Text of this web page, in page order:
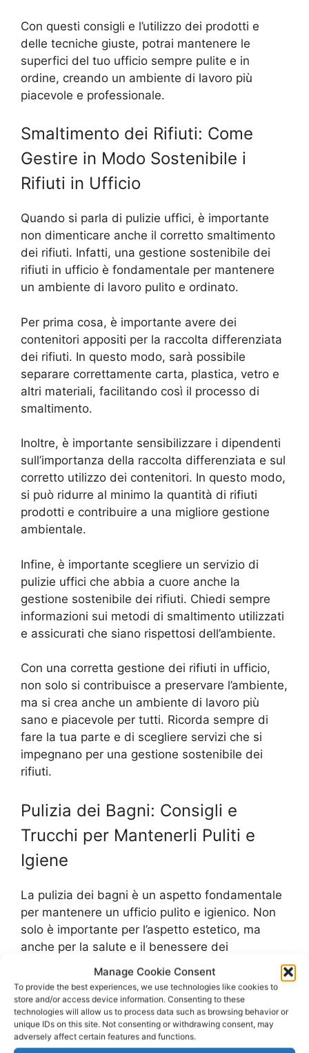
Manage Cookie Consent
To provide the best experiences, we use technologies like cookies to
store and/or access device information. Consenting to these
technologies will allow us to process data such as browsing behavior or
unique IDs on this site. Not consenting or withdrawing consent, may
adversely affect certain features and functions.
Con questi consigli e l’utilizzo dei prodotti e
delle tecniche giuste, potrai mantenere le
superfici del tuo ufficio sempre pulite e in
ordine, creando un ambiente di lavoro più
piacevole e professionale.
Smaltimento dei Rifiuti: Come
Gestire in Modo Sostenibile i
Rifiuti in Ufficio
Quando si parla di pulizie uffici, è importante
non dimenticare anche il corretto smaltimento
dei rifiuti. Infatti, una gestione sostenibile dei
rifiuti in ufficio è fondamentale per mantenere
un ambiente di lavoro pulito e ordinato.
Per prima cosa, è importante avere dei
contenitori appositi per la raccolta differenziata
dei rifiuti. In questo modo, sarà possibile
separare correttamente carta, plastica, vetro e
altri materiali, facilitando così il processo di
smaltimento.
Inoltre, è importante sensibilizzare i dipendenti
sull’importanza della raccolta differenziata e sul
corretto utilizzo dei contenitori. In questo modo,
si può ridurre al minimo la quantità di rifiuti
prodotti e contribuire a una migliore gestione
ambientale.
Infine, è importante scegliere un servizio di
pulizie uffici che abbia a cuore anche la
gestione sostenibile dei rifiuti. Chiedi sempre
informazioni sui metodi di smaltimento utilizzati
e assicurati che siano rispettosi dell’ambiente.
Con una corretta gestione dei rifiuti in ufficio,
non solo si contribuisce a preservare l’ambiente,
ma si crea anche un ambiente di lavoro più
sano e piacevole per tutti. Ricorda sempre di
fare la tua parte e di scegliere servizi che si
impegnano per una gestione sostenibile dei
rifiuti.
Pulizia dei Bagni: Consigli e
Trucchi per Mantenerli Puliti e
Igiene
La pulizia dei bagni è un aspetto fondamentale
per mantenere un ufficio pulito e igienico. Non
solo è importante per l’aspetto estetico, ma
anche per la salute e il benessere dei
mantenere i bagni dell’ufficio sempre puliti e
igienizzati.
Per prima cosa, è importante avere una pulizia